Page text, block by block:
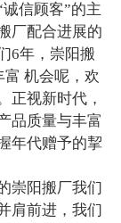
信顾客”的主
厂配合进展的
6年，崇阳搬
机会呢，欢
正视新时代，
品质量与丰富
年代赠予的挈
崇阳搬厂我们
肩前进，我们